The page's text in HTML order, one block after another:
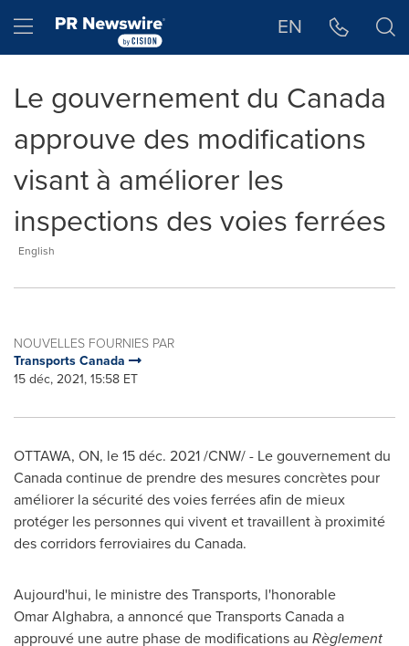
Hamburger menu EN
Le gouvernement du Canada
approuve des modifications
visant à améliorer les
inspections des voies ferrées
English
NOUVELLES FOURNIES PAR
Transports Canada
15 déc, 2021, 15:58 ET
OTTAWA, ON, le 15 déc. 2021 /CNW/ - Le gouvernement du
Canadacontinue de prendre des mesures concrètes pour
améliorer la sécurité des voies ferrées afin de mieux
protéger les personnes qui vivent et travaillent à proximité
des corridors ferroviaires du Canada.
Aujourd'hui, le ministre des Transports, l'honorable
Omar Alghabra, a annoncé que Transports Canada a
approuvé une autre phase de modifications au Règlement